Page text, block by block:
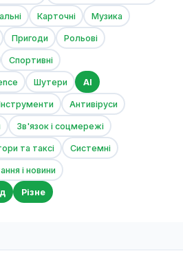
Карточні Музика
Пригоди Рольові
Спортивні
Шутери AI
Антивіруси
Зв'язок і соцмережі
та таксі Системні
і новини
Різне